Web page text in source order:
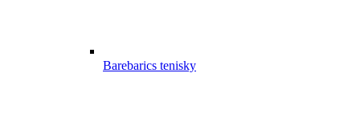
Barebarics tenisky